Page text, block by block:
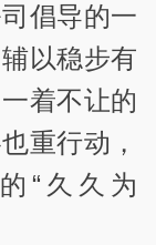
倡导的一
以稳步有
着不让的
重行动，
“久久为